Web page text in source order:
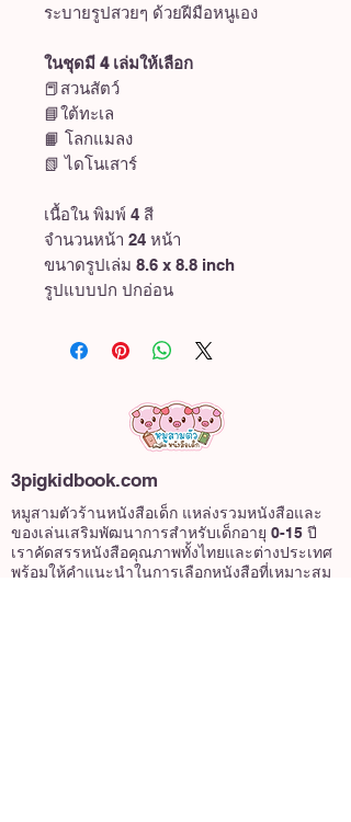
ระบายรูปสวยๆ ด้วยฝีมือหนูเอง
ในชุดมี 4 เล่มให้เลือก
📕สวนสัตว์
📘ใต้ทะเล
📙 โลกแมลง
📗 ไดโนเสาร์
เนื้อใน พิมพ์ 4 สี
จำนวนหน้า 24 หน้า
ขนาดรูปเล่ม 8.6 x 8.8 inch
รูปแบบปก ปกอ่อน
3pigkidbook.com
หมูสามตัวร้านหนังสือเด็ก แหล่งรวมหนังสือและ
ของเล่นเสริมพัฒนาการสำหรับเด็กอายุ 0-15 ปี
เราคัดสรรหนังสือคุณภาพทั้งไทยและต่างประเทศ
พร้อมให้คำแนะนำในการเลือกหนังสือที่เหมาะสม